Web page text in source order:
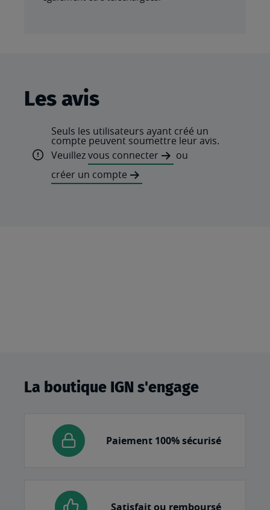
Les avis
Seuls les utilisateurs ayant créé un
compte peuvent soumettre leur avis.
Veuillezvous connecter
ou
créer un compte
La boutique IGN s'engage
Paiement 100% sécurisé
Satisfait ou remboursé